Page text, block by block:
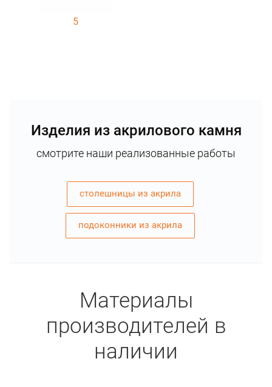
5
Изделия из акрилового камня
смотрите наши реализованные работы
столешницы из акрила
подоконники из акрила
Материалы
производителей в
наличии